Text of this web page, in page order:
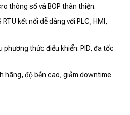
thông số và BOP thân thiện.
kết nối dễ dàng với PLC, HMI,
phương thức điều khiển: PID, đa tốc
hãng, độ bền cao, giảm downtime